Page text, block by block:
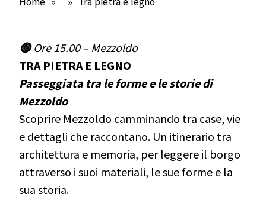
🟢Ore 15.00 – Mezzoldo
TRA PIETRA E LEGNO
Passeggiata tra le forme e le storie di
Mezzoldo
Scoprire Mezzoldo camminando tra case, vie
e dettagli che raccontano. Un itinerario tra
architettura e memoria, per leggere il borgo
attraverso i suoi materiali, le sue forme e la
sua storia.